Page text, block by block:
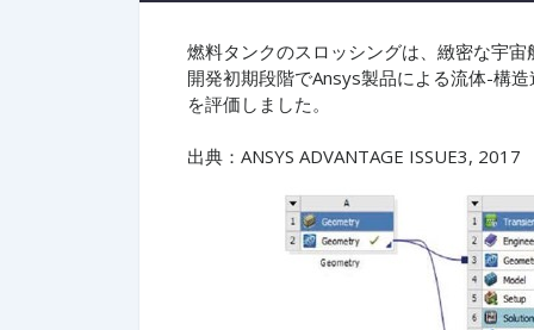
燃料タンクのスロッシングは、緻密な宇
開発初期段階でAnsys製品による流体-構
を評価しました。
出典：ANSYS ADVANTAGE ISSUE3, 2017